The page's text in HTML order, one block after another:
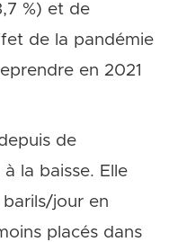
%) et de
de la pandémie
en 2021
de
la baisse. Elle
jour en
placés dans